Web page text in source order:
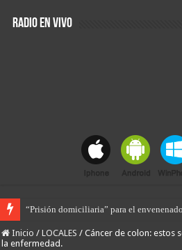
RADIO EN VIVO
“Prisión domiciliaria” para el
De la tierra en armas al saqueo de
Inicio / LOCALES / Cáncer de colon: estos
la enfermedad.